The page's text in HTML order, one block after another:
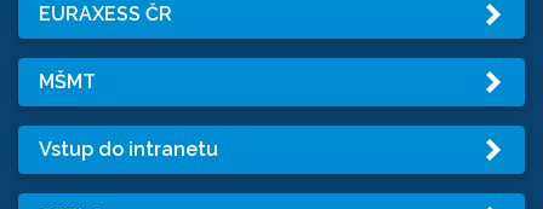
EURAXESS ČR
MŠMT
Vstup do intranetu